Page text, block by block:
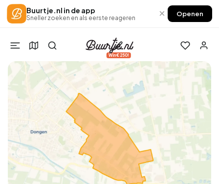
Buurtje.nl in de app
Sneller zoeken en als eerste reageren × Openen
Win €250!